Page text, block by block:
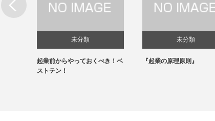
未分類
起業前からやっておくべき！ベ
ストテン！
未分類
『起業の原理原則』